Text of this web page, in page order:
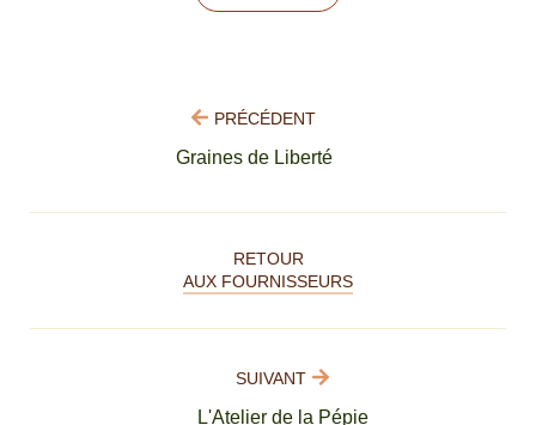
PRÉCÉDENT
Graines de Liberté
RETOUR
AUX FOURNISSEURS
SUIVANT
L'Atelier de la Pépie